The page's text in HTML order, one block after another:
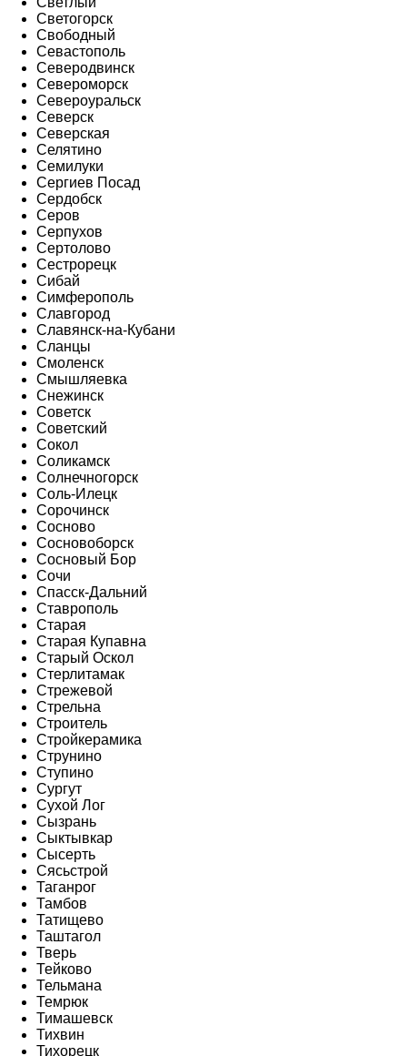
Светогорск
Свободный
Севастополь
Северодвинск
Североморск
Североуральск
Северск
Северская
Селятино
Семилуки
Сергиев Посад
Сердобск
Серов
Серпухов
Сертолово
Сестрорецк
Сибай
Симферополь
Славгород
Славянск-на-Кубани
Сланцы
Смоленск
Смышляевка
Снежинск
Советск
Советский
Сокол
Соликамск
Солнечногорск
Соль-Илецк
Сорочинск
Сосново
Сосновоборск
Сосновый Бор
Сочи
Спасск-Дальний
Ставрополь
Старая
Старая Купавна
Старый Оскол
Стерлитамак
Стрежевой
Стрельна
Строитель
Стройкерамика
Струнино
Ступино
Сургут
Сухой Лог
Сызрань
Сыктывкар
Сысерть
Сясьстрой
Таганрог
Тамбов
Татищево
Таштагол
Тверь
Тейково
Тельмана
Темрюк
Тимашевск
Тихвин
Тихорецк